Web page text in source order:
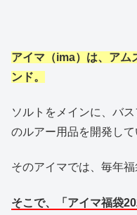
アイマ（ima）は、アム
ンド。
ソルトをメインに、バ
のルアー用品を開発し
そのアイマでは、毎年福
そこで、「アイマ福袋